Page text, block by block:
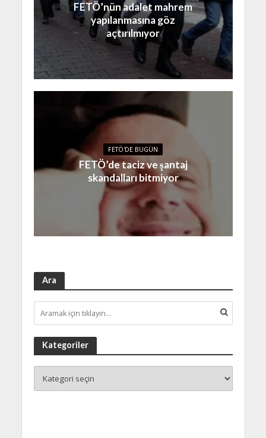
FETÖ’nün adalet mahrem
yapılanmasına göz
açtırılmıyor
FETÖ'DE BUGÜN
FETÖ’de taciz ve şantaj
skandalları bitmiyor
Ara
Kategoriler